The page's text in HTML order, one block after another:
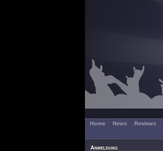
Home News Reviews
Anmeldung